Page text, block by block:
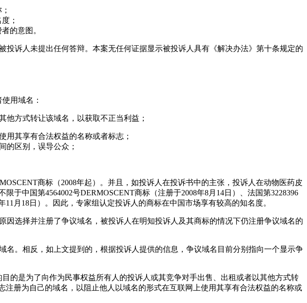
；
的意图。
诉人未提出任何答辩。本案无任何证据显示被投诉人具有《解决办法》第十条规定的
用域名：
他方式转让该域名，以获取不正当利益；
用其享有合法权益的名称或者标志；
的区别，误导公众；
商标（2008年起）。并且，如投诉人在投诉书中的主张，投诉人在动物医药皮
于中国第4564002号DERMOSCENT商标（注册于2008年8月14日）、法国第3228396
月18日）。因此，专家组认定投诉人的商标在中国市场享有较高的知名度。
选择并注册了争议域名，被投诉人在明知投诉人及其商标的情况下仍注册争议域名的
。相反，如上文提到的，根据投诉人提供的信息，争议域名目前分别指向一个显示争
的是为了向作为民事权益所有人的投诉人或其竞争对手出售、出租或者以其他方式转
册为自己的域名，以阻止他人以域名的形式在互联网上使用其享有合法权益的名称或